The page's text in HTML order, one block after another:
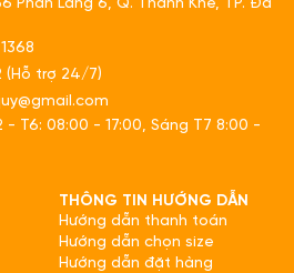
Phần Lăng 6, Q. Thanh Khê, TP. Đà
(Hỗ trợ 24/7)
- T6: 08:00 - 17:00, Sáng T7 8:00 -
THÔNG TIN HƯỚNG DẪN
Hướng dẫn thanh toán
Hướng dẫn chọn size
Hướng dẫn đặt hàng